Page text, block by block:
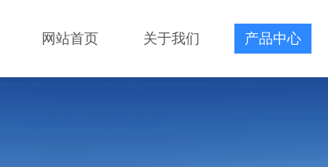
网站首页 关于我们 产品中心